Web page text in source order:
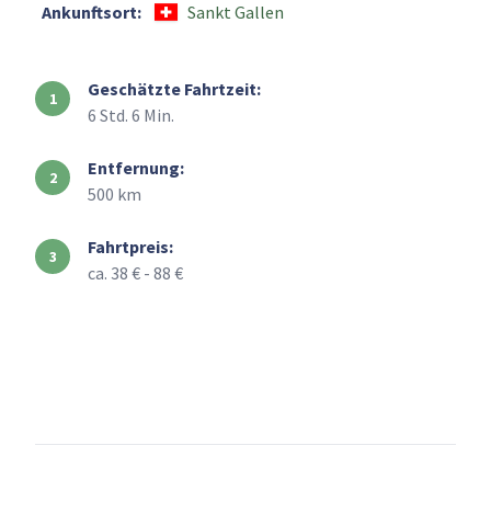
Ankunftsort:
Sankt Gallen
Geschätzte Fahrtzeit:
6 Std. 6 Min.
Entfernung:
500 km
Fahrtpreis:
ca. 38 € - 88 €